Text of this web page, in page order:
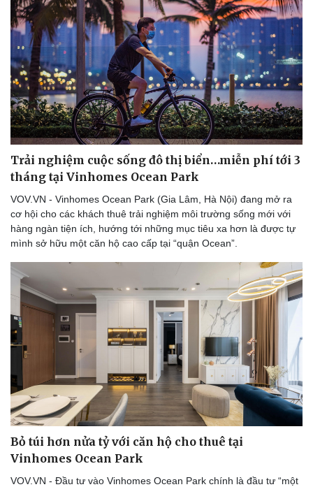
Sức khỏe
Dinh dưỡng - món ngon
Cây thuốc
Sản phụ khoa
Nhi khoa
Nam khoa
Làm đẹp - giảm cân
Phòng mạch online
Ăn sạch sống khỏe
Nhà đẹp
Blog
Tình yêu - Gia đình
Trải nghiệm cuộc sống đô thị biển…miễn phí tới 3
tháng tại Vinhomes Ocean Park
VOV.VN - Vinhomes Ocean Park (Gia Lâm, Hà Nội) đang mở ra
cơ hội cho các khách thuê trải nghiệm môi trường sống mới với
hàng ngàn tiện ích, hướng tới những mục tiêu xa hơn là được tự
mình sở hữu một căn hộ cao cấp tại “quận Ocean”.
Bỏ túi hơn nửa tỷ với căn hộ cho thuê tại
Vinhomes Ocean Park
VOV.VN - Đầu tư vào Vinhomes Ocean Park chính là đầu tư “một